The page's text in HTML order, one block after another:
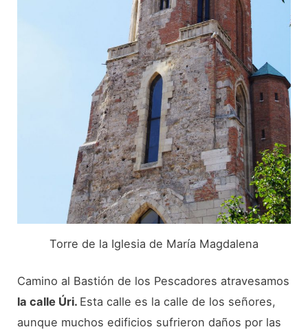
Torre de la Iglesia de María Magdalena
Camino al Bastión de los Pescadores atravesamos
la calle Úri. Esta calle es la calle de los señores,
aunque muchos edificios sufrieron daños por las